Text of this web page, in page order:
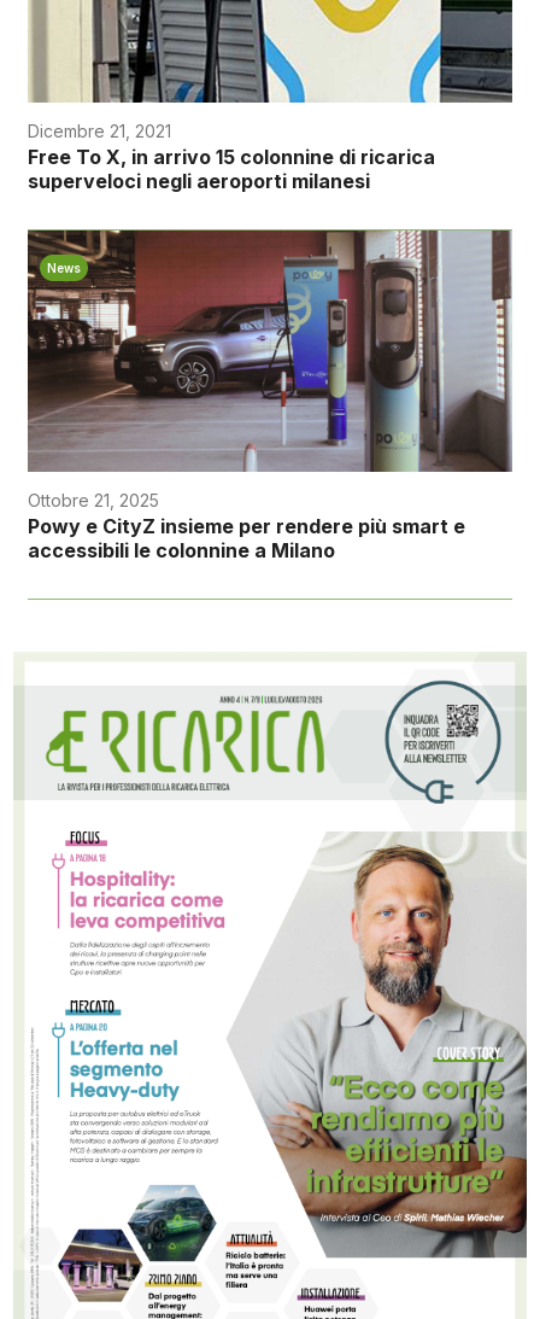
Dicembre 21, 2021
Free To X, in arrivo 15 colonnine di ricarica
superveloci negli aeroporti milanesi
News
Ottobre 21, 2025
Powy e CityZ insieme per rendere più smart e
accessibili le colonnine a Milano